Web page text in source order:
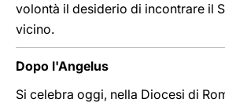
volontà il desiderio di incontrare il
vicino.
Dopo l'Angelus
Si celebra oggi, nella Diocesi di